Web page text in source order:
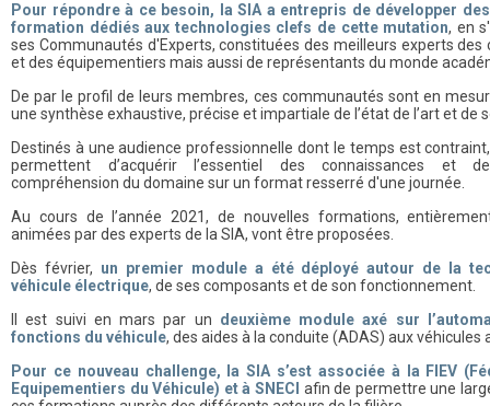
Pour répondre à ce besoin, la SIA a entrepris de développer
formation dédiés aux technologies clefs de cette mutation, en
ses Communautés d'Experts, constituées des meilleurs experts des
et des équipementiers mais aussi de représentants du monde
De par le profil de leurs membres, ces communautés sont en
une synthèse exhaustive, précise et impartiale de l’état de l’art et de
Destinés à une audience professionnelle dont le temps est
permettent d’acquérir l’essentiel des connaissances et
compréhension du domaine sur un format resserré d'une journée.
Au cours de l’année 2021, de nouvelles formations,
animées par des experts de la SIA, vont être proposées.
Dès février, un premier module a été déployé autour de la
véhicule électrique, de ses composants et de son fonctionnement.
Il est suivi en mars par un deuxième module axé sur
fonctions du véhicule, des aides à la conduite (ADAS) aux véhicules
Pour ce nouveau challenge, la SIA s’est associée à la FIEV
Equipementiers du Véhicule) et à SNECI afin de permettre une